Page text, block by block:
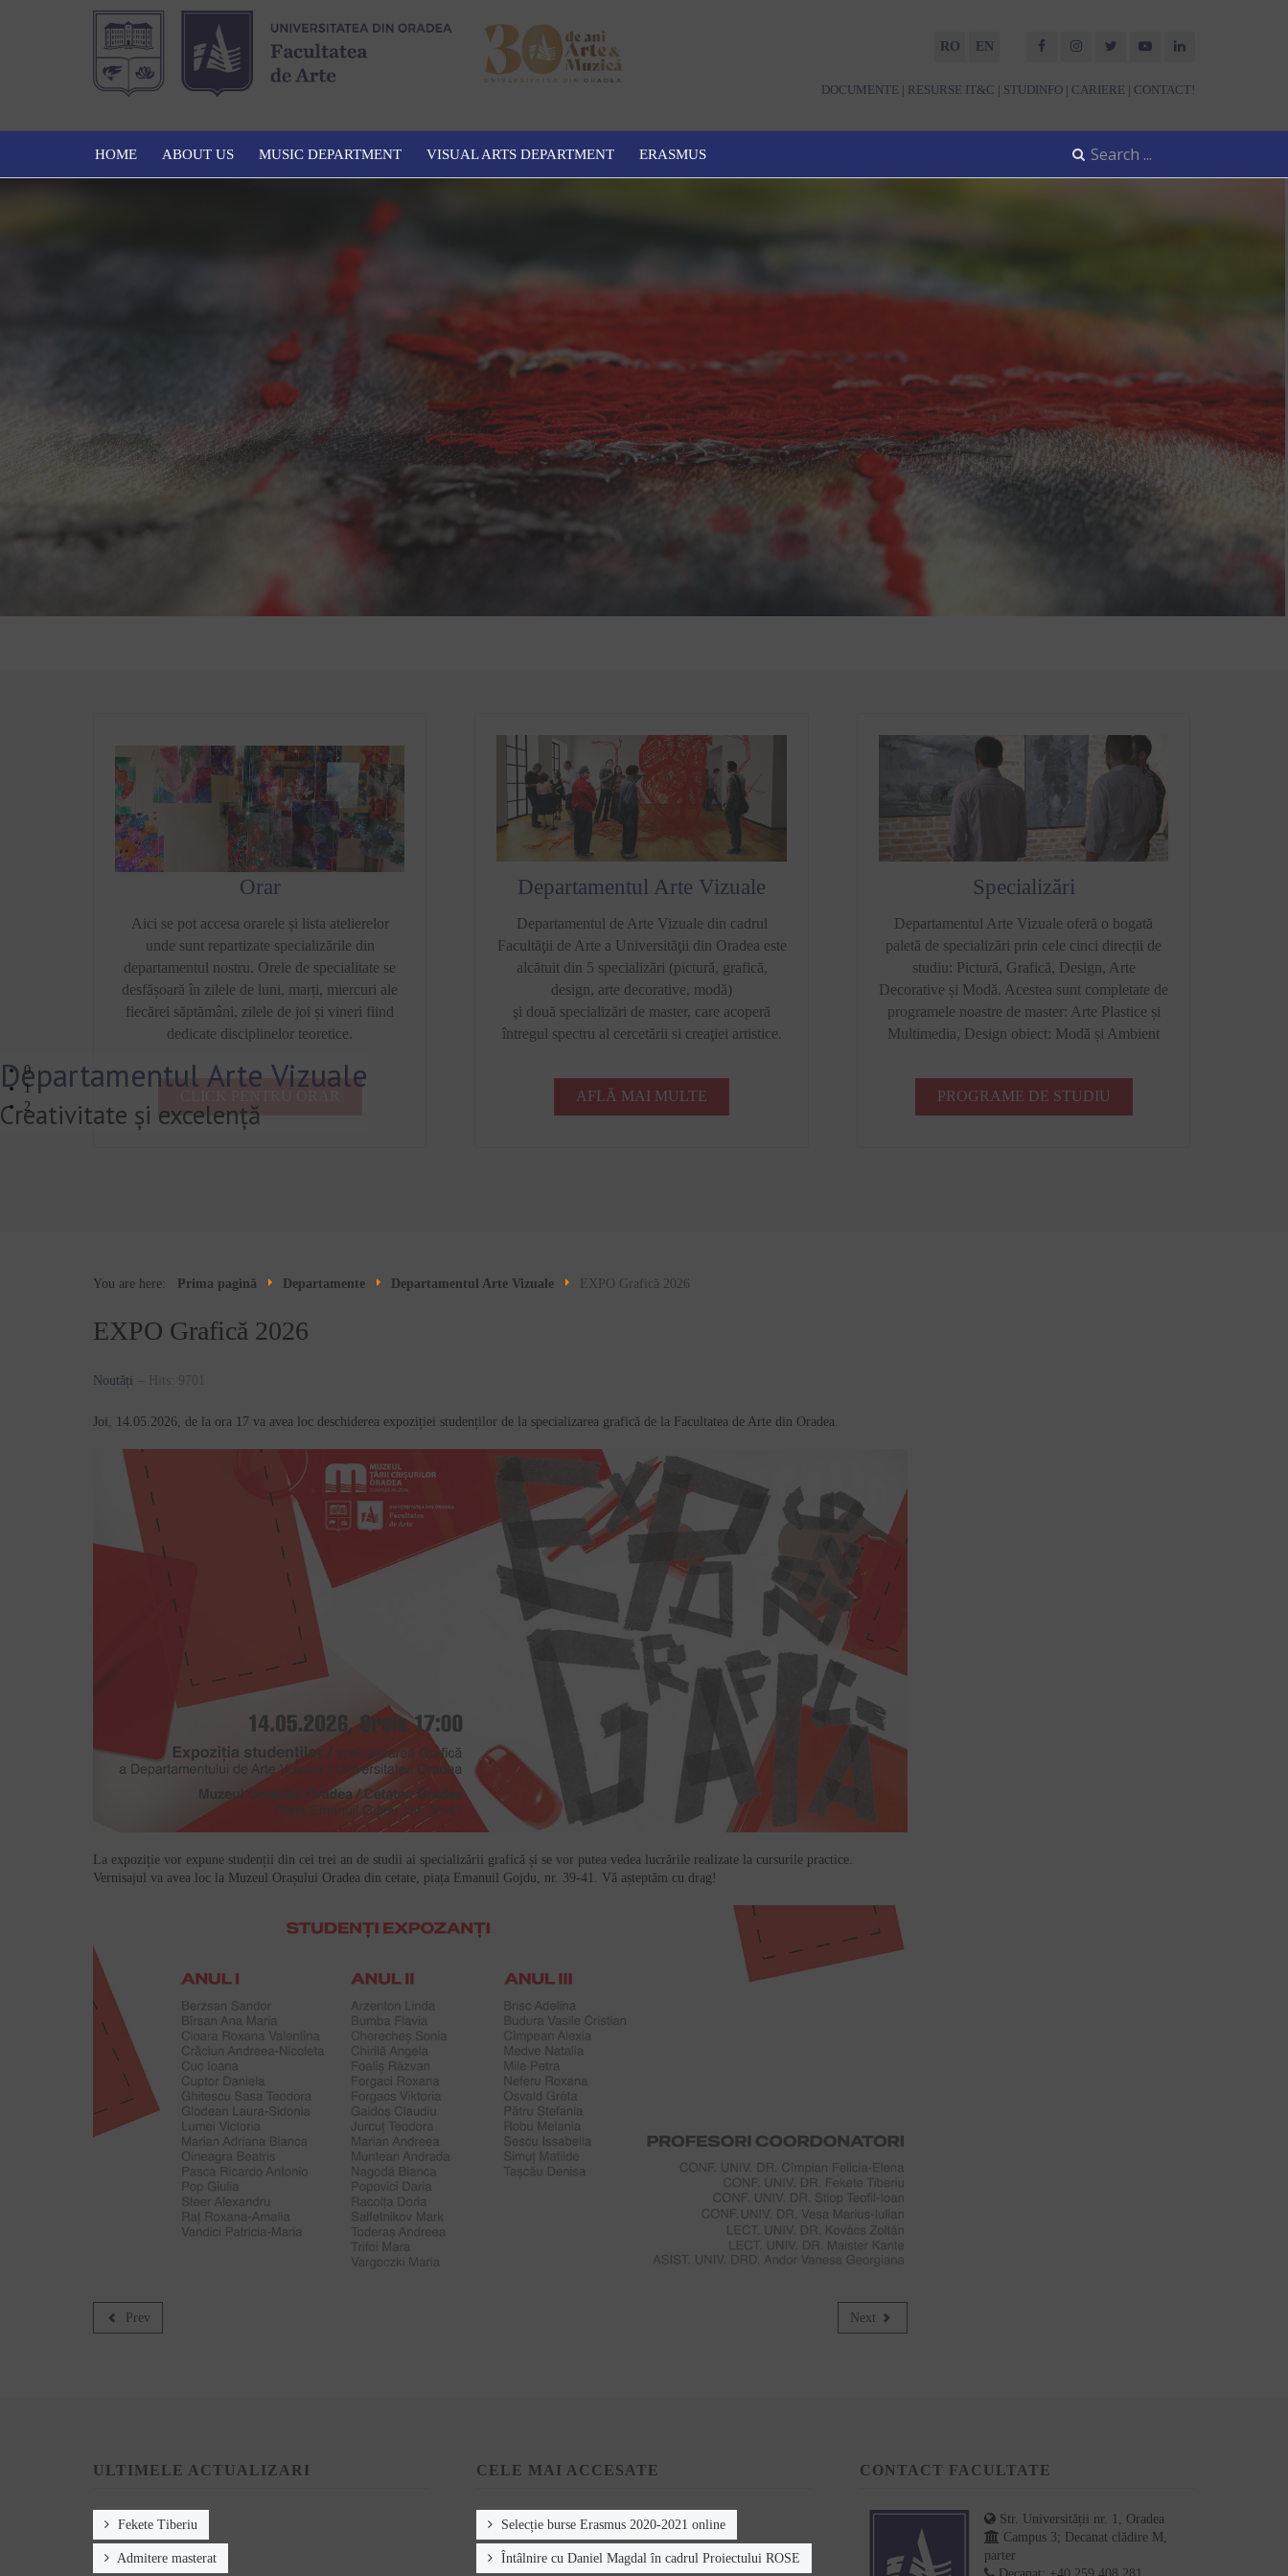
RO EN
DOCUMENTE | RESURSE IT&C | STUDINFO | CARIERE | CONTACT!
HOME ABOUT US MUSIC DEPARTMENT VISUAL ARTS DEPARTMENT ERASMUS
Departamentul Arte Vizuale
Creativitate și excelență
0
1
2
Orar
Aici se pot accesa orarele și lista atelierelor
unde sunt repartizate specializările din
departamentul nostru. Orele de specialitate se
desfășoară în zilele de luni, marți, miercuri ale
fiecărei săptămâni, zilele de joi și vineri fiind
dedicate disciplinelor teoretice.
Departamentul Arte Vizuale
Departamentul de Arte Vizuale din cadrul
Facultăţii de Arte a Universităţii din Oradea este
alcătuit din 5 specializări (pictură, grafică,
design, arte decorative, modă)
şi două specializări de master, care acoperă
întregul spectru al cercetării si creaţiei artistice.
AFLĂ MAI MULTE
Specializări
Departamentul Arte Vizuale oferă o bogată
paletă de specializări prin cele cinci direcții de
studiu: Pictură, Grafică, Design, Arte
Decorative și Modă. Acestea sunt completate de
programele noastre de master: Arte Plastice și
Multimedia, Design obiect: Modă și Ambient
PROGRAME DE STUDIU
You are here: Prima pagină Departamente Departamentul Arte Vizuale EXPO Grafică 2026
EXPO Grafică 2026
Noutăți
Joi, 14.05.2026, de la ora 17 va avea loc deschiderea expoziției studenților de la specializarea grafică de la Facultatea de Arte din Oradea.
La expoziție vor expune studenții din cei trei an de studii ai specializării grafică și se vor putea vedea lucrările realizate la cursurile practice.
Vernisajul va avea loc la Muzeul Orașului Oradea din cetate, piața Emanuil Gojdu, nr. 39-41. Vă așteptăm cu drag!
Prev Next
ULTIMELE ACTUALIZARI
Fekete Tiberiu
Admitere masterat
CELE MAI ACCESATE
Selecție burse Erasmus 2020-2021 online
Întâlnire cu Daniel Magdal în cadrul Proiectului ROSE
CONTACT FACULTATE
Str. Universității nr. 1, Oradea
Campus 3; Decanat clădire M,
parter